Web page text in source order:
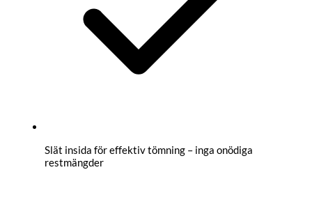
Slät insida för effektiv tömning – inga onödiga
restmängder